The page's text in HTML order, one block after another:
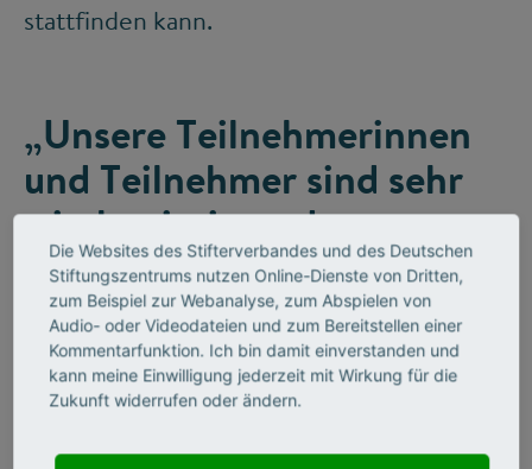
stattfinden kann.
„Unsere Teilnehmerinnen
und Teilnehmer sind sehr
wissbegierig und saugen
förmlich auf, was wir ihnen
anbieten.“
Ulrike Leikof
„Akademien“
Die Websites des Stifterverbandes und des Deutschen
Stiftungszentrums nutzen Online-Dienste von Dritten,
zum Beispiel zur Webanalyse, zum Abspielen von
Audio- oder Videodateien und zum Bereitstellen einer
Kommentarfunktion. Ich bin damit einverstanden und
kann meine Einwilligung jederzeit mit Wirkung für die
Zukunft widerrufen oder ändern.